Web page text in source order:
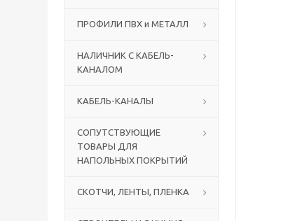
ПРОФИЛИ ПВХ и МЕТАЛЛ
НАЛИЧНИК С КАБЕЛЬ-
КАНАЛОМ
КАБЕЛЬ-КАНАЛЫ
СОПУТСТВУЮЩИЕ
ТОВАРЫ ДЛЯ
НАПОЛЬНЫХ ПОКРЫТИЙ
СКОТЧИ, ЛЕНТЫ, ПЛЕНКА